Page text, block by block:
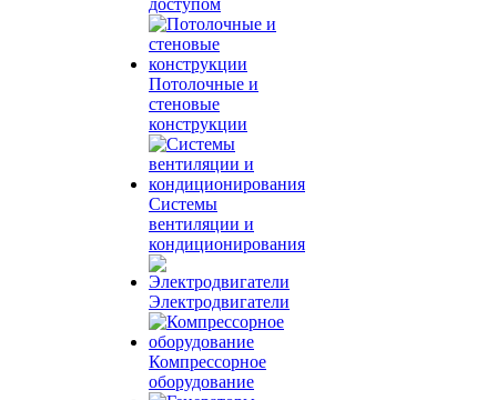
доступом
Потолочные и
стеновые
конструкции
Системы
вентиляции и
кондиционирования
Электродвигатели
Компрессорное
оборудование